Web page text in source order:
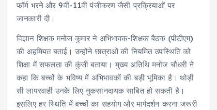
फॉर्म भरने और 9वीं-11वीं पंजीकरण जैसी प्रक्रियाओं पर
जानकारी दी।
विज्ञान शिक्षक मनोज कुमार ने अभिभावक-शिक्षक बैठक (पीटीएम)
की अहमियत बताई। उन्होंने छात्राओं की नियमित उपस्थिति को
शिक्षा में सफलता की कुंजी बताया। मुख्य अतिथि मनोज चौधरी ने
कहा कि बच्चों के भविष्य में अभिभावकों की बड़ी भूमिका है। थोड़ी
सी लापरवाही उनके लिए नुकसानदायक साबित हो सकती है।
इसलिए हर स्थिति में बच्चों का सहयोग और मार्गदर्शन करना जरूरी